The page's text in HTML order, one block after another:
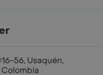
56, Usaquén,